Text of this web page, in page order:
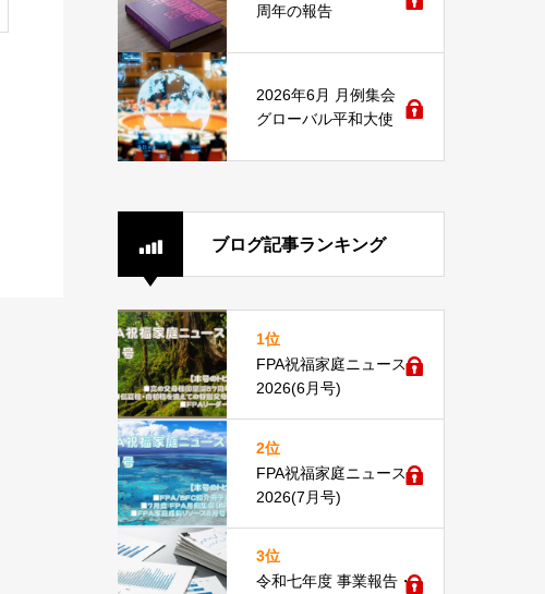
周年の報告
2026年6月 月例集会
グローバル平和大使
ブログ記事ランキング
1位
FPA祝福家庭ニュース
2026(6月号)
2位
FPA祝福家庭ニュース
2026(7月号)
3位
令和七年度 事業報告・